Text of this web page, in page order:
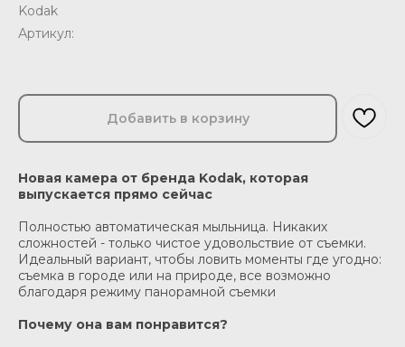
Kodak
Артикул:
Добавить в корзину
Новая камера от бренда Kodak, которая
выпускается прямо сейчас
Полностью автоматическая мыльница. Никаких
сложностей - только чистое удовольствие от съемки.
Идеальный вариант, чтобы ловить моменты где угодно:
съемка в городе или на природе, все возможно
благодаря режиму панорамной съемки
Почему она вам понравится?